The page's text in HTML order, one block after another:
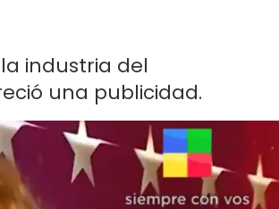
industria del
una publicidad.